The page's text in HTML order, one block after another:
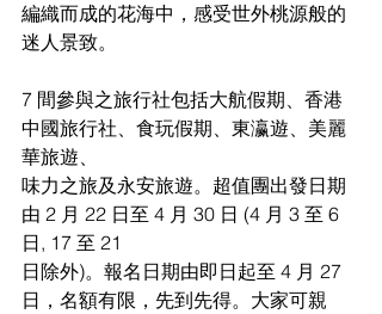
編織而成的花海中，感受世外桃源般的
迷人景致。
7 間參與之旅行社包括大航假期、香港
中國旅行社、食玩假期、東瀛遊、美麗
華旅遊、
味力之旅及永安旅遊。超值團出發日期
由 2 月 22 日至 4 月 30 日 (4 月 3 至 6
日, 17 至 21
日除外)。報名日期由即日起至 4 月 27
日，名額有限，先到先得。大家可親